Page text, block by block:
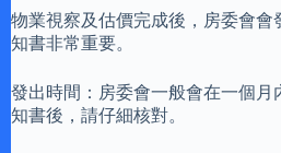
物業視察及估價完成後，房委會會
知書非常重要。
發出時間：房委會一般會在一個月
知書後，請仔細核對。